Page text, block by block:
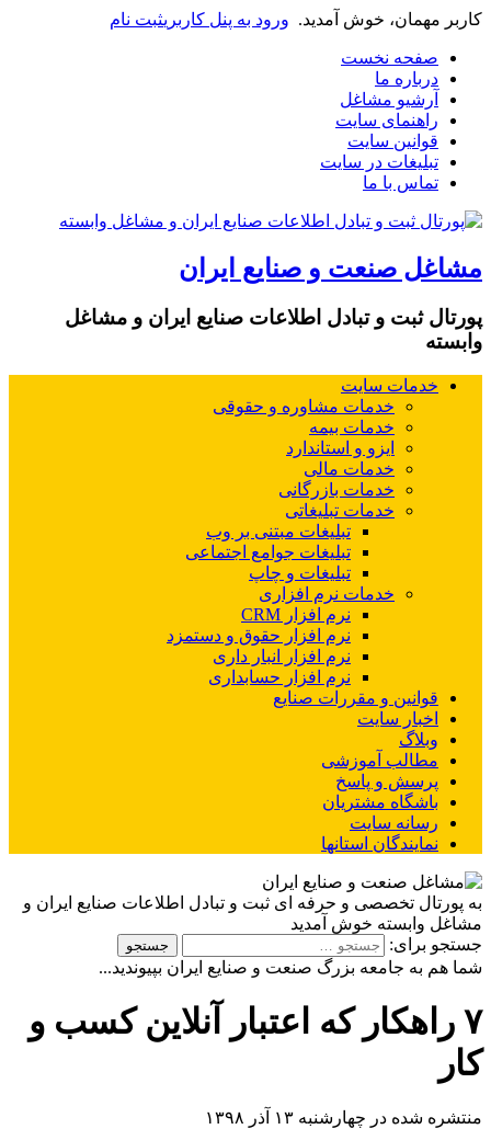
کاربر مهمان، خوش آمدید. ورود به پنل کاربریثبت نام
صفحه نخست
درباره ما
آرشیو مشاغل
راهنمای سایت
قوانین سایت
تبلیغات در سایت
تماس با ما
مشاغل صنعت و صنایع ایران
پورتال ثبت و تبادل اطلاعات صنایع ایران و مشاغل
وابسته
خدمات سایت
خدمات مشاوره و حقوقی
خدمات بیمه
ایزو و استاندارد
خدمات مالی
خدمات بازرگانی
خدمات تبلیغاتی
تبلیغات مبتنی بر وب
تبلیغات جوامع اجتماعی
تبلیغات و چاپ
خدمات نرم افزاری
نرم افزار CRM
نرم افزار حقوق و دستمزد
نرم افزار انبار داری
نرم افزار حسابداری
قوانین و مقررات صنایع
اخبار سایت
وبلاگ
مطالب آموزشی
پرسش و پاسخ
باشگاه مشتریان
رسانه سایت
نمایندگان استانها
به پورتال تخصصی و حرفه ای ثبت و تبادل اطلاعات صنایع ایران و
مشاغل وابسته خوش آمدید
جستجو برای:
شما هم به جامعه بزرگ صنعت و صنایع ایران بپیوندید...
۷ راهکار که اعتبار آنلاین کسب و
کار
منتشره شده در چهارشنبه ۱۳ آذر ۱۳۹۸